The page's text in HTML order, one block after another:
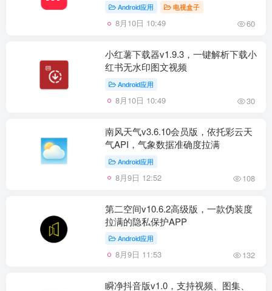
Android应用 电视盒子
8月10日 10:49 60
小红薯下载器v1.9.3，一键解析下载小
红书无水印图文视频
Android应用
8月10日 10:49 30
南风天气v3.6.10会员版，依托彩云天
气API，气象数据准确度拉满
Android应用
8月9日 12:52 108
第二空间v10.6.2高级版，一款伪装度
拉满的隐私保护APP
Android应用
8月9日 11:53 132
瞬净抖音版v1.0，支持视频、图集、